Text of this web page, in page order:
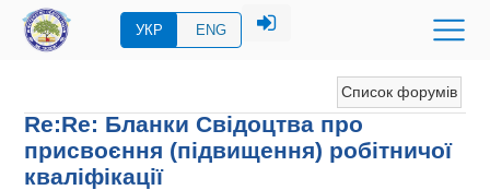
УКР ENG
Список форумів
Re:Re: Бланки Свідоцтва про
присвоєння (підвищення) робітничої
кваліфікації